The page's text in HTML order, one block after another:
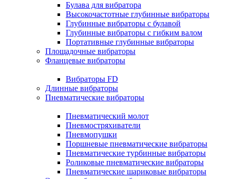
Булава для вибратора
Высокочастотные глубинные вибраторы
Глубинные вибраторы с булавой
Глубинные вибраторы с гибким валом
Портативные глубинные вибраторы
Площадочные вибраторы
Фланцевые вибраторы
Вибраторы FD
Длинные вибраторы
Пневматические вибраторы
Пневматический молот
Пневмостряхиватели
Пневмопушки
Поршневые пневматические вибраторы
Пневматические турбинные вибраторы
Роликовые пневматические вибраторы
Пневматические шариковые вибраторы